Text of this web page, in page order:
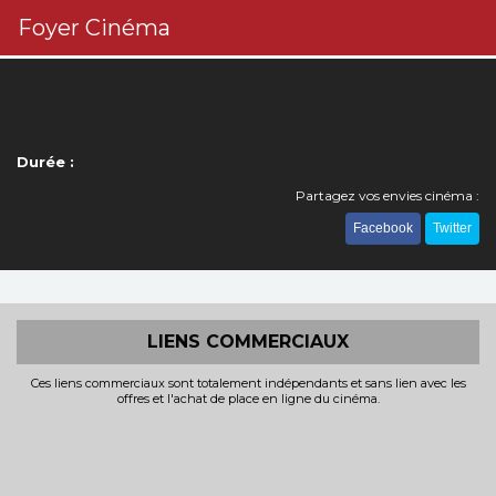
Foyer Cinéma
Durée :
Partagez vos envies cinéma :
Facebook Twitter
LIENS COMMERCIAUX
Ces liens commerciaux sont totalement indépendants et sans lien avec les
offres et l'achat de place en ligne du cinéma.